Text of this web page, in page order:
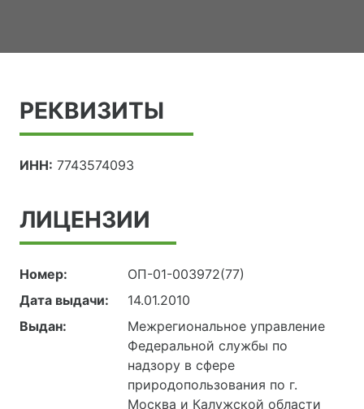
РЕКВИЗИТЫ
ИНН: 7743574093
ЛИЦЕНЗИИ
Номер:
ОП-01-003972(77)
Дата выдачи:
14.01.2010
Выдан:
Межрегиональное управление
Федеральной службы по
надзору в сфере
природопользования по г.
Москва и Калужской области